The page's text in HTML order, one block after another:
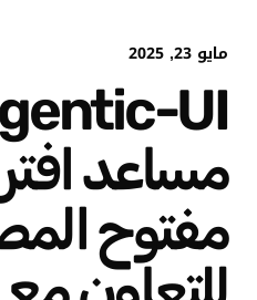
مايو 23, 2025
مساعد
مفتوح